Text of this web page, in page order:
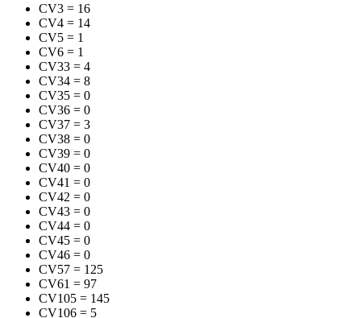
CV3 = 16
CV4 = 14
CV5 = 1
CV6 = 1
CV33 = 4
CV34 = 8
CV35 = 0
CV36 = 0
CV37 = 3
CV38 = 0
CV39 = 0
CV40 = 0
CV41 = 0
CV42 = 0
CV43 = 0
CV44 = 0
CV45 = 0
CV46 = 0
CV57 = 125
CV61 = 97
CV105 = 145
CV106 = 5